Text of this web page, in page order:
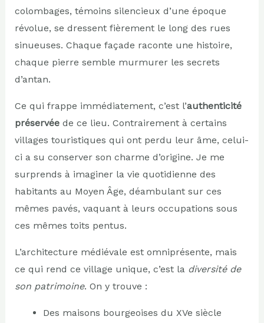
colombages, témoins silencieux d’une époque
révolue, se dressent fièrement le long des rues
sinueuses. Chaque façade raconte une histoire,
chaque pierre semble murmurer les secrets
d’antan.
Ce qui frappe immédiatement, c’est l’authenticité
préservéede ce lieu. Contrairement à certains
villages touristiques qui ont perdu leur âme, celui-
ci a su conserver son charme d’origine. Je me
surprends à imaginer la vie quotidienne des
habitants au Moyen Âge, déambulant sur ces
mêmes pavés, vaquant à leurs occupations sous
ces mêmes toits pentus.
L’architecture médiévale est omniprésente, mais
ce qui rend ce village unique, c’est la diversité de
son patrimoine. On y trouve :
Des maisons bourgeoises du XVe siècle